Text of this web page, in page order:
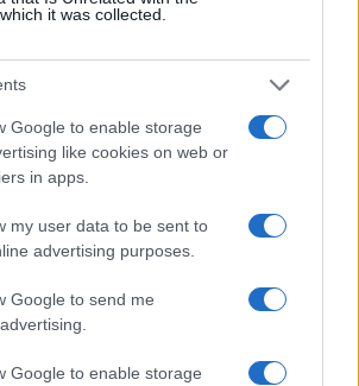
it was collected.
Google to enable storage
like cookies on web or
in apps.
my user data to be sent to
advertising purposes.
Google to send me
Google to enable storage